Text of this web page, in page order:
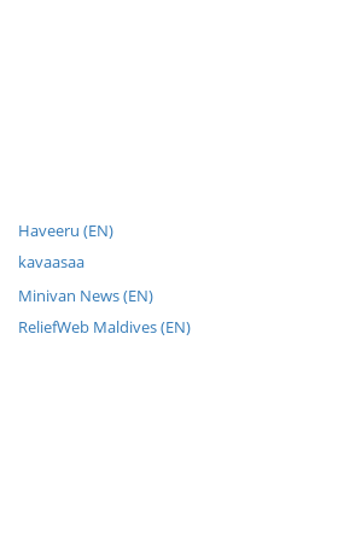
Haveeru (EN)
kavaasaa
Minivan News (EN)
ReliefWeb Maldives (EN)